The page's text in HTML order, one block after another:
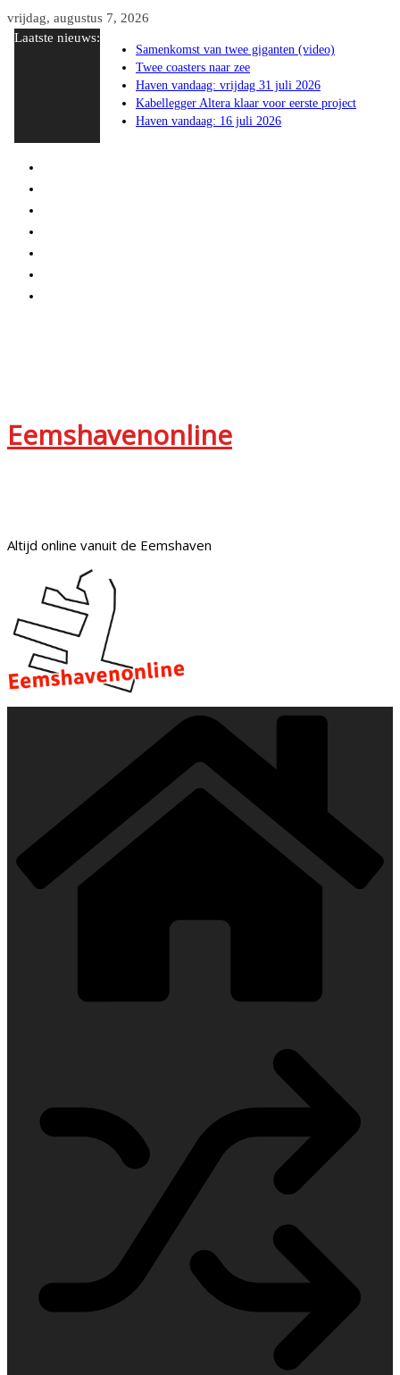
Ga
naar
vrijdag, augustus 7, 2026
Laatste nieuws:
Samenkomst van twee giganten (video)
Twee coasters naar zee
Haven vandaag: vrijdag 31 juli 2026
Kabellegger Altera klaar voor eerste project
Haven vandaag: 16 juli 2026
Eemshavenonline
Altijd online vanuit de Eemshaven